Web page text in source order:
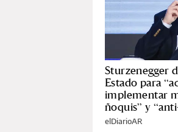
Sturzenegger
Estado para
implementar
ñoquis” y
elDiarioAR